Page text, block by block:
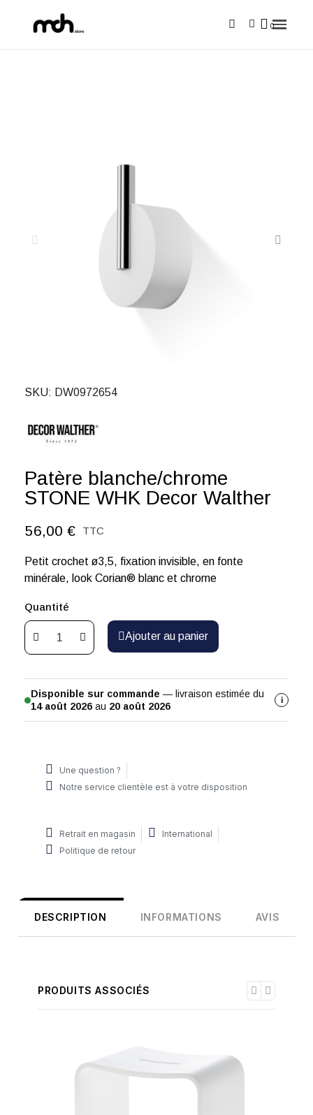
SKU DW0972654
Patère blanche/chrome
STONE WHK Decor Walther
56,00 € TTC
Petit crochet ø3,5, fixation invisible, en fonte
minérale, look Corian® blanc et chrome
Quantité
Ajouter au panier
Disponible sur commande — livraison estimée du
14 août 2026 au 20 août 2026
i
Une question ?
Notre service clientèle est à votre disposition
Retrait en magasin
International
Politique de retour
DESCRIPTION INFORMATIONS AVIS
PRODUITS ASSOCIÉS